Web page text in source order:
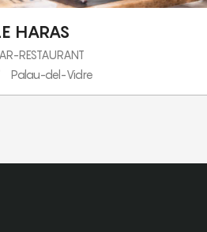
HARAS
RESTAURANT
Palau-del-Vidre